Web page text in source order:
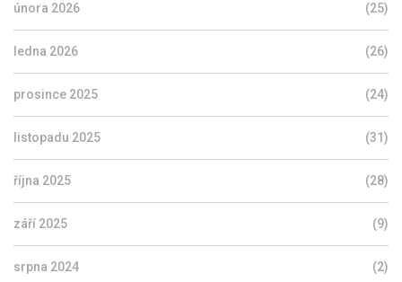
února 2026 (25)
ledna 2026 (26)
prosince 2025 (24)
listopadu 2025 (31)
října 2025 (28)
září 2025 (9)
srpna 2024 (2)